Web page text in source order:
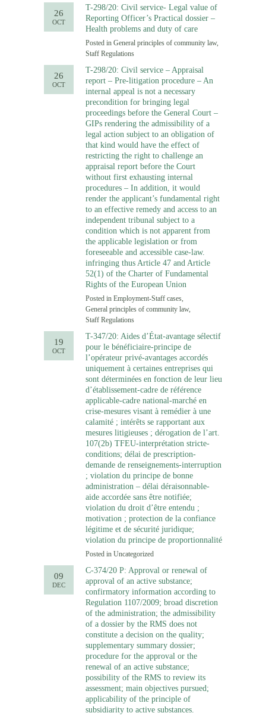
26
OCT
T-298/20: Civil service- Legal value of
Reporting Officer’s Practical dossier –
Health problems and duty of care
Posted in General principles of community law,
Staff Regulations
26
OCT
T-298/20: Civil service – Appraisal
report – Pre-litigation procedure – An
internal appeal is not a necessary
precondition for bringing legal
proceedings before the General Court –
GIPs rendering the admissibility of a
legal action subject to an obligation of
that kind would have the effect of
restricting the right to challenge an
appraisal report before the Court
without first exhausting internal
procedures – In addition, it would
render the applicant’s fundamental right
to an effective remedy and access to an
independent tribunal subject to a
condition which is not apparent from
the applicable legislation or from
foreseeable and accessible case-law.
infringing thus Article 47 and Article
52(1) of the Charter of Fundamental
Rights of the European Union
Posted in Employment-Staff cases,
General principles of community law,
Staff Regulations
19
OCT
T-347/20: Aides d’État-avantage sélectif
pour le bénéficiaire-principe de
l’opérateur privé-avantages accordés
uniquement à certaines entreprises qui
sont déterminées en fonction de leur lieu
d’établissement-cadre de référence
applicable-cadre national-marché en
crise-mesures visant à remédier à une
calamité ; intérêts se rapportant aux
mesures litigieuses ; dérogation de l’art.
107(2b) TFEU-interprétation stricte-
conditions; délai de prescription-
demande de renseignements-interruption
; violation du principe de bonne
administration – délai déraisonnable-
aide accordée sans être notifiée;
violation du droit d’être entendu ;
motivation ; protection de la confiance
légitime et de sécurité juridique;
violation du principe de proportionnalité
Posted in Uncategorized
09
DEC
C-374/20 P: Approval or renewal of
approval of an active substance;
confirmatory information according to
Regulation 1107/2009; broad discretion
of the administration; the admissibility
of a dossier by the RMS does not
constitute a decision on the quality;
supplementary summary dossier;
procedure for the approval or the
renewal of an active substance;
possibility of the RMS to review its
assessment; main objectives pursued;
applicability of the principle of
subsidiarity to active substances.